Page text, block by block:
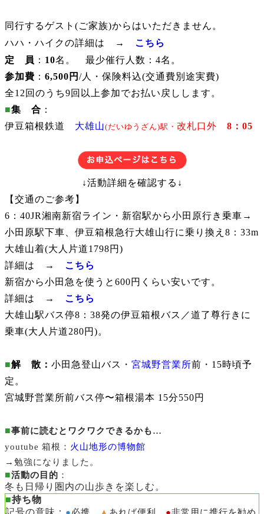
同行するゲスト(ご家族)からはいただきません。
ハハ・ハイクの詳細は → こちら
定 員 ： 10名。 最少催行人数：4名。
参加費 ： 6,500円 /人・保険料込(交通費別途実費)
全12回のうち9回以上参加でお払い戻しします。
■集 合 ：
伊豆箱根鉄道 大雄山(だいゆうざん)駅・ 改札口外 8 ：05
↓活動詳細を確認する↓
【交通のご参考】
6：40JR湘南新宿ライン・新宿駅から小田原行き乗車→
小田原駅下車、伊豆箱根急行大雄山行に乗り換え8：33m
大雄山着(大人片道1798円)
詳細は → こちら
新宿から小田急を使うと600円くらい安いです。
詳細は → こちら
大雄山駅バス停8：38発の伊豆箱根バス／道了尊行きに
乗車(大人片道280円)。
■解 散： 小田急登山バス・ 宮城野営業所前・15時頃予
定。
宮城野営業所前バス停〜箱根湯本 15分550円
■事前に読むとワクワクできるかも…
youtube 箱根： 火山地形の博物館
→勉強になりました。
■活動の目的 ：
冬も日帰り圏内の山歩きを楽しむ。
■持ち物
記号の意味： ●必携。 ▲ あれば便利。 ●非常用に携行を勧め